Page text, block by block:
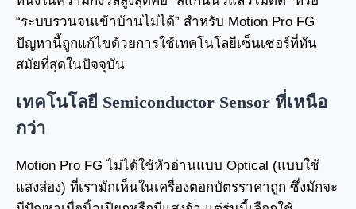
“ระบบรวนจนเข้าบ้านไม่ได้” สำหรับ Motion Pro FG
ปัญหานี้ถูกแก้ไขด้วยการใช้เทคโนโลยีเซ็นเซอร์ที่ทัน
สมัยที่สุดในปัจจุบัน
เทคโนโลยี Semiconductor Sensor ที่เหนือ
กว่า
Motion Pro FG ไม่ได้ใช้หัวอ่านแบบ Optical (แบบใช้
แสงส่อง) ที่เรามักเห็นในเครื่องตอกบัตรราคาถูก ซึ่งมักจะ